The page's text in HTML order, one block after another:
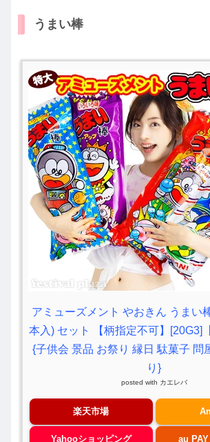
うまい棒
アミューズメント やおきん うまい
本入) セット 【柄指定不可】[20G3]
{子供会 景品 お祭り 縁日 駄菓子 問
り}
posted with カエレバ
楽天市場
Yahooショッピング au